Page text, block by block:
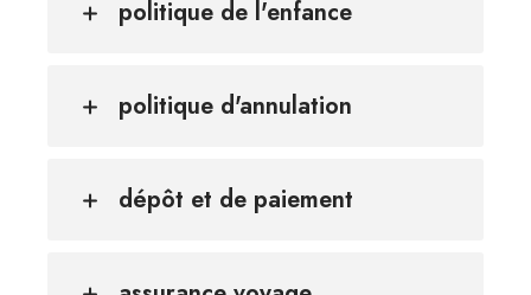
politique de l'enfance
politique d'annulation
dépôt et de paiement